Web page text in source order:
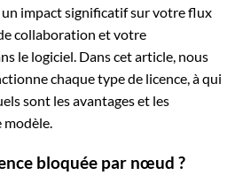
impact significatif sur votre flux
collaboration et votre
le logiciel. Dans cet article, nous
chaque type de licence, à qui
sont les avantages et les
modèle.
bloquée par nœud ?